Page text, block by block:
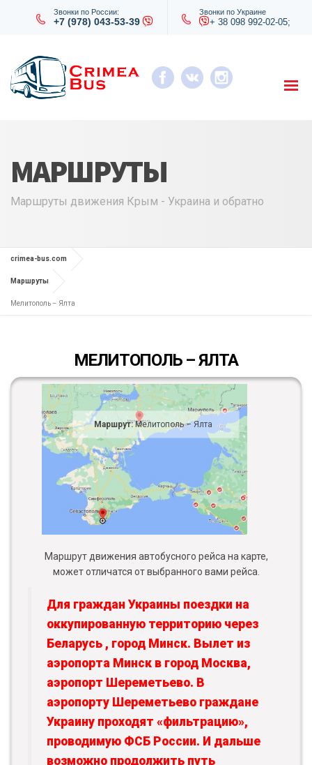
Звонки по России:
+7 (978) 043-53-39
Звонки по Украине
+ 38 098 992-02-05;
МАРШРУТЫ
Маршруты движения Крым - Украина и обратно
crimea-bus.com
Маршруты
Мелитополь – Ялта
МЕЛИТОПОЛЬ – ЯЛТА
Маршрут:Мелитополь – Ялта
Маршрут движения автобусного рейса на карте,
может отличатся от выбранного вами рейса.
Для граждан Украины поездки на
оккупированную территорию через
Беларусь , город Минск. Вылет из
аэропорта Минск в город Москва,
аэропорт Шереметьево. В
аэропорту Шереметьево граждане
Украину проходят «фильтрацию»,
проводимую ФСБ России. И дальше
возможно продолжить путь